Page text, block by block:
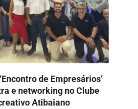
de Empresários’
e networking no Clube
Atibaiano